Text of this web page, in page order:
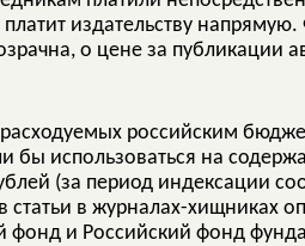
издательству
о цене за публикации
российским
бы использоваться на
(за период индексации
статьи в журналах-хищниках
фонд и Российский фонд